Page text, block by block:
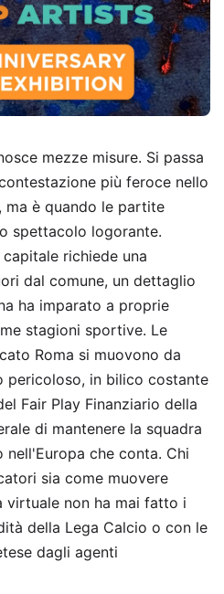
mezze misure. Si passa
più feroce nello
ma è quando le partite
spettacolo logorante.
richiede una
dal comune, un dettaglio
ha imparato a proprie
stagioni sportive. Le
Roma si muovono da
pericoloso, in bilico costante
Fair Play Finanziario della
di mantenere la squadra
che conta. Chi
sia come muovere
virtuale non ha mai fatto i
della Lega Calcio o con le
dagli agenti